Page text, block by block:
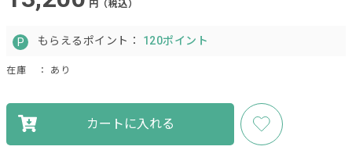
円（税込）
もらえるポイント： 120ポイント
在庫 ： あり
カートに入れる